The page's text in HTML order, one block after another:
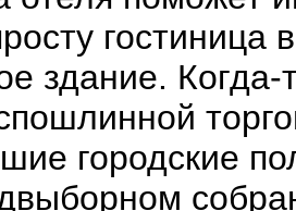
гостиница
здание.
городские